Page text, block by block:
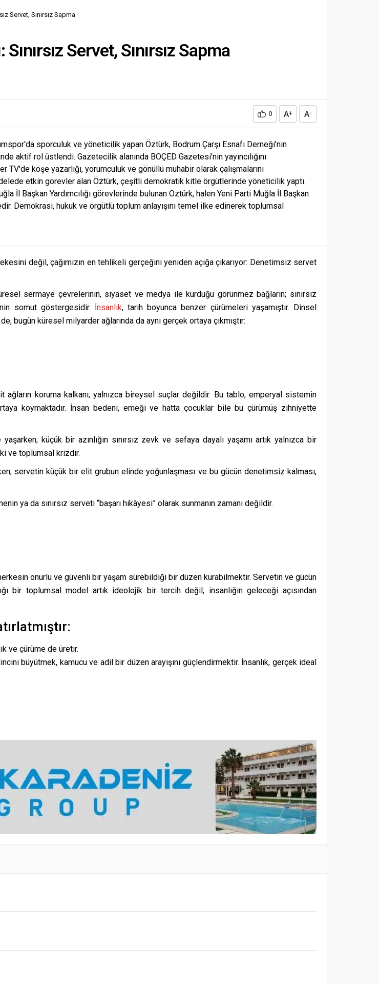
Servet, Sınırsız Sapma
Servet, Sınırsız Sapma
0 A+ A-
sporculuk ve yöneticilik yapan Öztürk, Bodrum Çarşı Esnafı Derneği'nin
aktif rol üstlendi. Gazetecilik alanında BOÇED Gazetesi'nin yayıncılığını
köşe yazarlığı, yorumculuk ve gönüllü muhabir olarak çalışmalarını
etkin görevler alan Öztürk, çeşitli demokratik kitle örgütlerinde yöneticilik yaptı.
İl Başkan Yardımcılığı görevlerinde bulunan Öztürk, halen Yeni Parti Muğla İl Başkan
Demokrasi, hukuk ve örgütlü toplum anlayışını temel ilke edinerek toplumsal
değil, çağımızın en tehlikeli gerçeğini yeniden açığa çıkarıyor: Denetimsiz servet
sermaye çevrelerinin, siyaset ve medya ile kurduğu görünmez bağların; sınırsız
somut göstergesidir. İnsanlık, tarih boyunca benzer çürümeleri yaşamıştır. Dinsel
küresel milyarder ağlarında da aynı gerçek ortaya çıkmıştır:
ağların koruma kalkanı; yalnızca bireysel suçlar değildir. Bu tablo, emperyal sistemin
koymaktadır. İnsan bedeni, emeği ve hatta çocuklar bile bu çürümüş zihniyette
küçük bir azınlığın sınırsız zevk ve sefaya dayalı yaşamı artık yalnızca bir
ve toplumsal krizdir.
servetin küçük bir elit grubun elinde yoğunlaşması ve bu gücün denetimsiz kalması,
ya da sınırsız serveti “başarı hikâyesi” olarak sunmanın zamanı değildir.
onurlu ve güvenli bir yaşam sürebildiği bir düzen kurabilmektir. Servetin ve gücün
bir toplumsal model artık ideolojik bir tercih değil; insanlığın geleceği açısından
ve çürüme de üretir.
büyütmek, kamucu ve adil bir düzen arayışını güçlendirmektir. İnsanlık, gerçek ideal